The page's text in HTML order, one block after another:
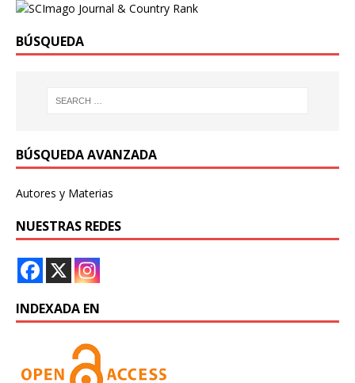
BÚSQUEDA
BÚSQUEDA AVANZADA
Autores y Materias
NUESTRAS REDES
INDEXADA EN